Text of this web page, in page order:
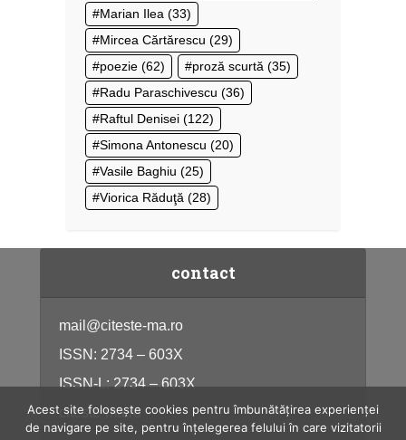
Marian Ilea (33)
Mircea Cărtărescu (29)
poezie (62) proză scurtă (35)
Radu Paraschivescu (36)
Raftul Denisei (122)
Simona Antonescu (20)
Vasile Baghiu (25)
Viorica Răduţă (28)
contact
mail@citeste-ma.ro
ISSN: 2734 – 603X
ISSN-L: 2734 – 603X
citeste-ma.ro
Acest site folosește cookies pentru îmbunătățirea experienței
de navigare pe site, pentru înțelegerea felului în care vizitatorii